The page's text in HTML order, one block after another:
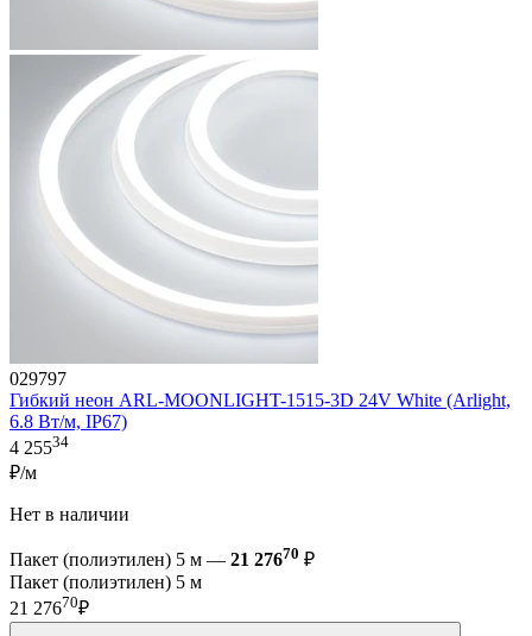
029797
Гибкий неон ARL-MOONLIGHT-1515-3D 24V White (Arlight,
6.8 Вт/м, IP67)
4 25534
₽/м
Нет в наличии
Пакет (полиэтилен) 5 м — 21 27670 ₽
Пакет (полиэтилен) 5 м
21 27670₽